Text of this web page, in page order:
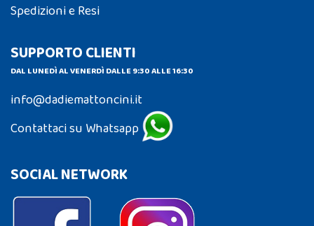
Spedizioni e Resi
SUPPORTO CLIENTI
DAL LUNEDÌ AL VENERDÌ DALLE 9:30 ALLE 16:30
info@dadiemattoncini.it
Contattaci su Whatsapp
SOCIAL NETWORK